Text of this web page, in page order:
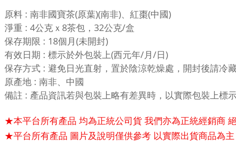
原料 : 南非國寶茶(原葉)(南非)、紅棗(中國)
淨重 : 4公克ｘ8茶包，32公克/盒
保存期限 : 18個月(未開封)
有效日期 : 標示於外包裝上(西元年/月/日)
保存方式 : 避免日光直射，置於陰涼乾燥處，開封後請冷
原產地 : 南非、中國
備註 : 產品資訊若與包裝上略有差異時，以實際包裝上標
★本平台所有產品 均為正統公司貨 我們亦為正統經銷商
★平台所有產品 圖片及說明僅供參考 以實際出貨商品為